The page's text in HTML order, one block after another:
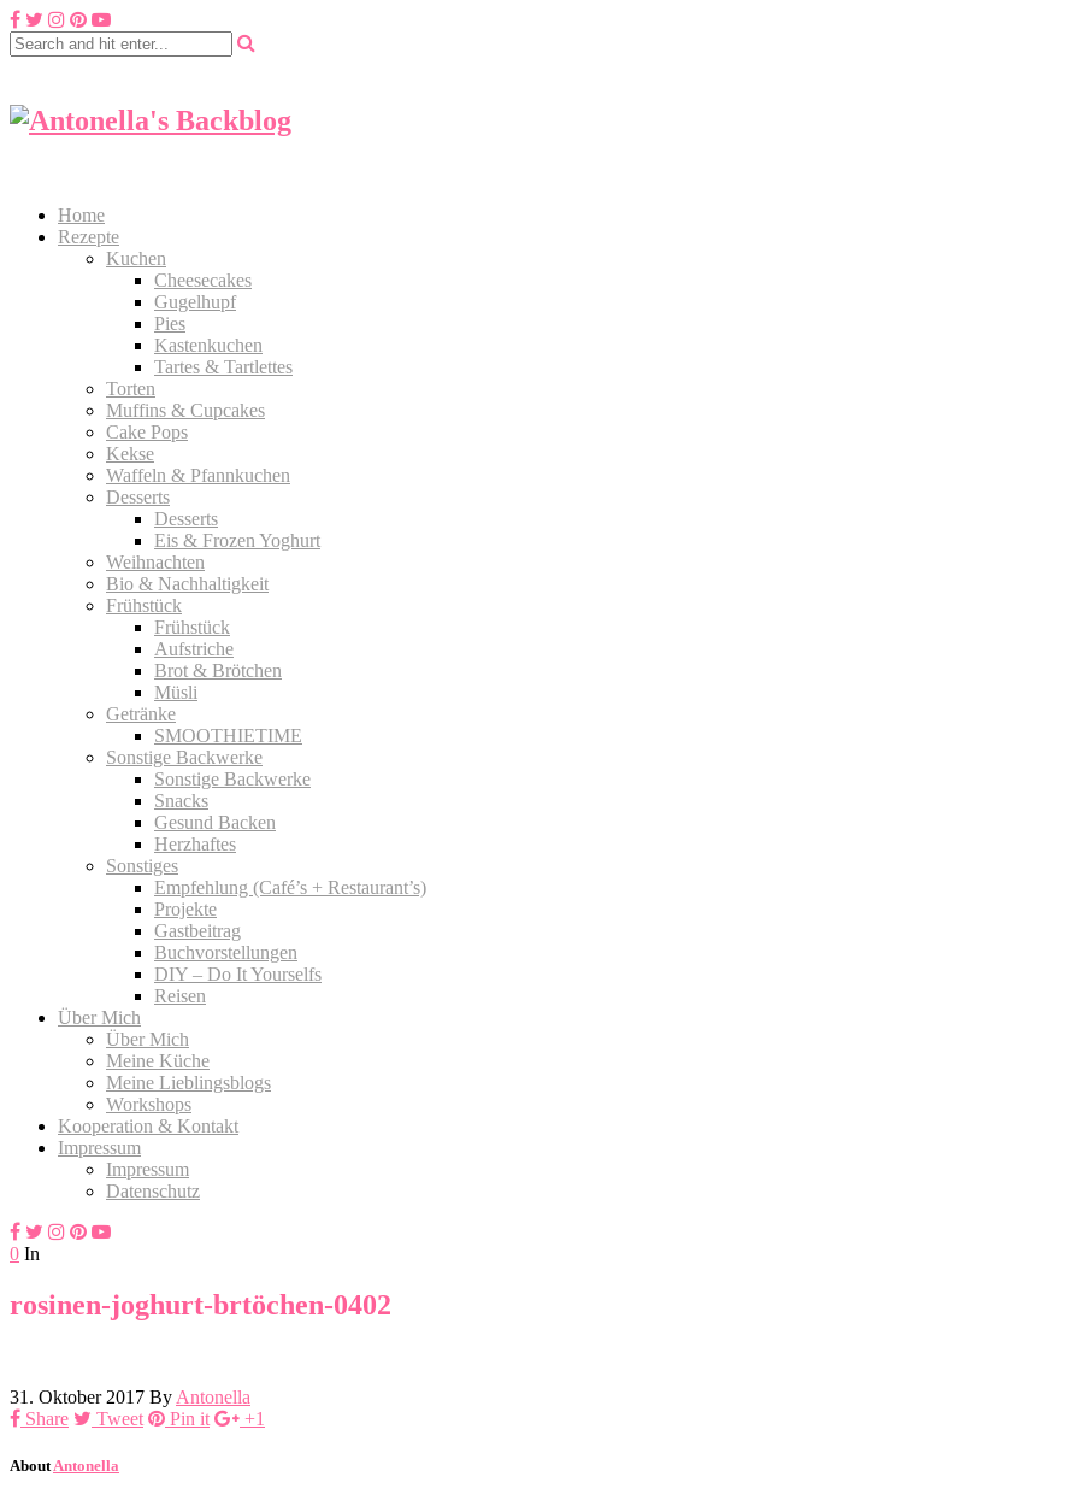
Home
Rezepte
Kuchen
Cheesecakes
Gugelhupf
Pies
Kastenkuchen
Tartes & Tartlettes
Torten
Muffins & Cupcakes
Cake Pops
Kekse
Waffeln & Pfannkuchen
Desserts
Desserts
Eis & Frozen Yoghurt
Weihnachten
Bio & Nachhaltigkeit
Frühstück
Frühstück
Aufstriche
Brot & Brötchen
Müsli
Getränke
SMOOTHIETIME
Sonstige Backwerke
Sonstige Backwerke
Snacks
Gesund Backen
Herzhaftes
Sonstiges
Empfehlung (Café’s + Restaurant’s)
Projekte
Gastbeitrag
Buchvorstellungen
DIY – Do It Yourselfs
Reisen
Über Mich
Über Mich
Meine Küche
Meine Lieblingsblogs
Workshops
Kooperation & Kontakt
Impressum
Impressum
Datenschutz
0 In
rosinen-joghurt-brtöchen-0402
31. Oktober 2017 By Antonella
Share
Tweet Pin it +1
About Antonella